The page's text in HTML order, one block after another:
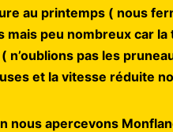
au printemps ( nous
mais peu nombreux car
n’oublions pas les
et la vitesse réduite
nous apercevons